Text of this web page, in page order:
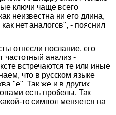
ключи чаще всего
неизвестна ни его длина,
нет аналогов", - пояснил
отнесли послание, его
частотный анализ -
встречаются те или иные
что в русском языке
"е". Так же и в других
есть пробелы. Так
то символ меняется на